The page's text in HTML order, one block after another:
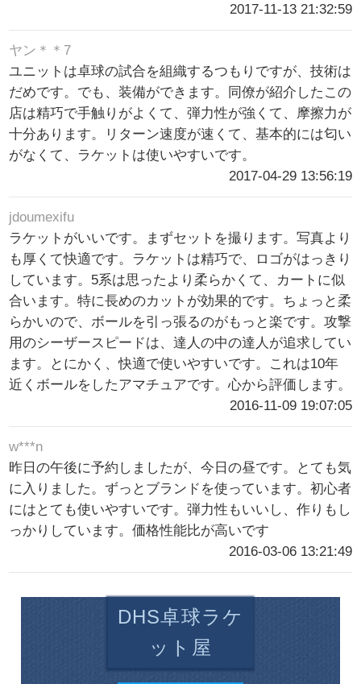
2017-11-13 21:32:59
ヤン＊＊7
ユニットは卓球の試合を組織するつもりですが、技術は
だめです。でも、装備ができます。同僚が紹介したこの
店は精巧で手触りがよくて、弾力性が強くて、摩擦力が
十分あります。リターン速度が速くて、基本的には匂い
がなくて、ラケットは使いやすいです。
2017-04-29 13:56:19
jdoumexifu
ラケットがいいです。まずセットを撮ります。写真より
も厚くて快適です。ラケットは精巧で、ロゴがはっきり
しています。5系は思ったより柔らかくて、カートに似
合います。特に長めのカットが効果的です。ちょっと柔
らかいので、ボールを引っ張るのがもっと楽です。攻撃
用のシーザースピードは、達人の中の達人が追求してい
ます。とにかく、快適で使いやすいです。これは10年
近くボールをしたアマチュアです。心から評価します。
2016-11-09 19:07:05
w***n
昨日の午後に予約しましたが、今日の昼です。とても気
に入りました。ずっとブランドを使っています。初心者
にはとても使いやすいです。弾力性もいいし、作りもし
っかりしています。価格性能比が高いです
2016-03-06 13:21:49
DHS卓球ラケ
ット屋